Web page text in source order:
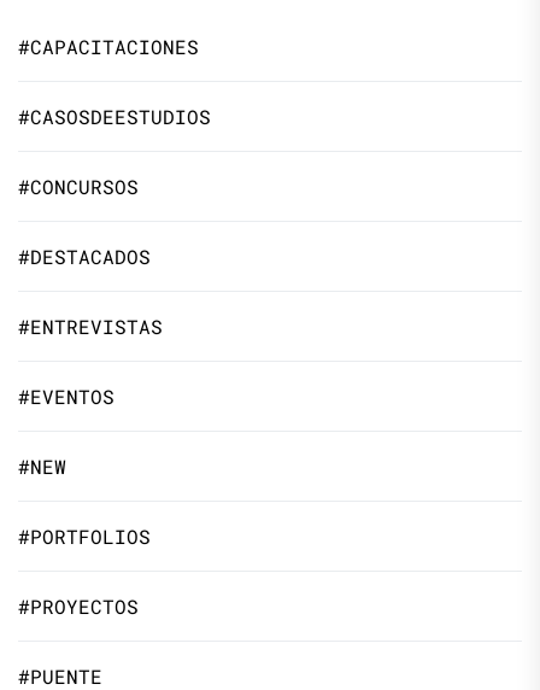
#CAPACITACIONES
#CASOSDEESTUDIOS
#CONCURSOS
#DESTACADOS
#ENTREVISTAS
#EVENTOS
#NEW
#PORTFOLIOS
#PROYECTOS
#PUENTE